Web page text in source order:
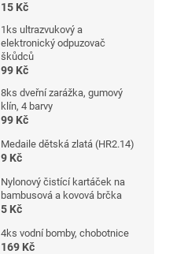
15 Kč
1ks ultrazvukový a
elektronický odpuzovač
škůdců
99 Kč
8ks dveřní zarážka, gumový
klín, 4 barvy
99 Kč
Medaile dětská zlatá (HR2.14)
9 Kč
Nylonový čistící kartáček na
bambusová a kovová brčka
5 Kč
4ks vodní bomby, chobotnice
169 Kč